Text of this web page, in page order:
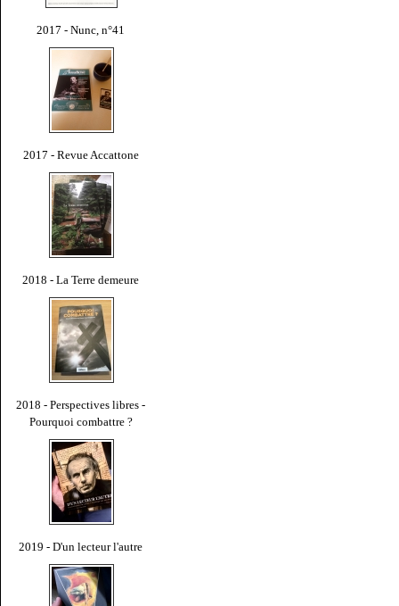
2017 - Nunc, n°41
2017 - Revue Accattone
2018 - La Terre demeure
2018 - Perspectives libres -
Pourquoi combattre ?
2019 - D'un lecteur l'autre